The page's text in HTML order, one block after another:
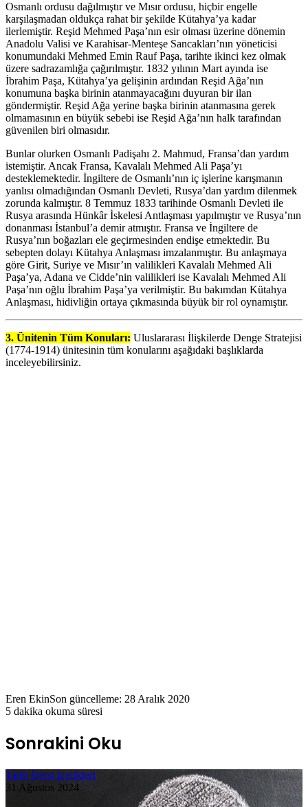
Osmanlı ordusu dağılmıştır ve Mısır ordusu, hiçbir engelle
karşılaşmadan oldukça rahat bir şekilde Kütahya’ya kadar
ilerlemiştir. Reşid Mehmed Paşa’nın esir olması üzerine dönemin
Anadolu Valisi ve Karahisar-Menteşe Sancakları’nın yöneticisi
konumundaki Mehmed Emin Rauf Paşa, tarihte ikinci kez olmak
üzere sadrazamlığa çağırılmıştır. 1832 yılının Mart ayında ise
İbrahim Paşa, Kütahya’ya gelişinin ardından Reşid Ağa’nın
konumuna başka birinin atanmayacağını duyuran bir ilan
göndermiştir. Reşid Ağa yerine başka birinin atanmasına gerek
olmamasının en büyük sebebi ise Reşid Ağa’nın halk tarafından
güvenilen biri olmasıdır.
Bunlar olurken Osmanlı Padişahı 2. Mahmud, Fransa’dan yardım
istemiştir. Ancak Fransa, Kavalalı Mehmed Ali Paşa’yı
desteklemektedir. İngiltere de Osmanlı’nın iç işlerine karışmanın
yanlısı olmadığından Osmanlı Devleti, Rusya’dan yardım dilenmek
zorunda kalmıştır. 8 Temmuz 1833 tarihinde Osmanlı Devleti ile
Rusya arasında Hünkâr İskelesi Antlaşması yapılmıştır ve Rusya’nın
donanması İstanbul’a demir atmıştır. Fransa ve İngiltere de
Rusya’nın boğazları ele geçirmesinden endişe etmektedir. Bu
sebepten dolayı Kütahya Anlaşması imzalanmıştır. Bu anlaşmaya
göre Girit, Suriye ve Mısır’ın valilikleri Kavalalı Mehmed Ali
Paşa’ya, Adana ve Cidde’nin valilikleri ise Kavalalı Mehmed Ali
Paşa’nın oğlu İbrahim Paşa’ya verilmiştir. Bu bakımdan Kütahya
Anlaşması, hidivliğin ortaya çıkmasında büyük bir rol oynamıştır.
3. Ünitenin Tüm Konuları: Uluslararası İlişkilerde Denge Stratejisi
(1774-1914) ünitesinin tüm konularını aşağıdaki başlıklarda
inceleyebilirsiniz.
Eren EkinSon güncelleme: 28 Aralık 2020
5 dakika okuma süresi
Sonrakini Oku
Tarih Dersi İçerikleri
31 Ağustos 2024